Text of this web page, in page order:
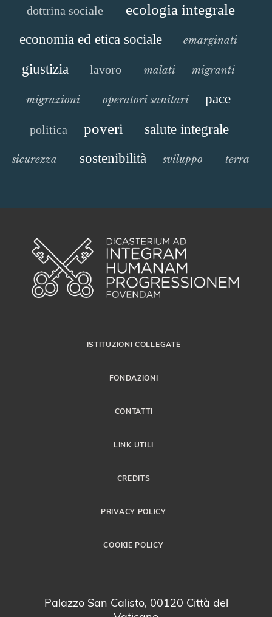
dottrina sociale ecologia integrale
economia ed etica sociale emarginati
giustizia lavoro malati migranti
migrazioni operatori sanitari pace
politica poveri salute integrale
sicurezza sostenibilità sviluppo terra
ISTITUZIONI COLLEGATE
FONDAZIONI
CONTATTI
LINK UTILI
CREDITS
PRIVACY POLICY
COOKIE POLICY
Palazzo San Calisto, 00120 Città del